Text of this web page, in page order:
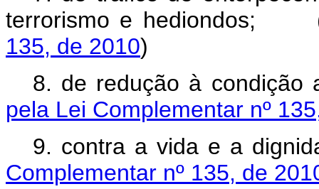
terrorismo e hediondos;
135, de 2010)
8. de redução à
pela Lei Complementar nº
9. contra a vida e a
Complementar nº 135, de